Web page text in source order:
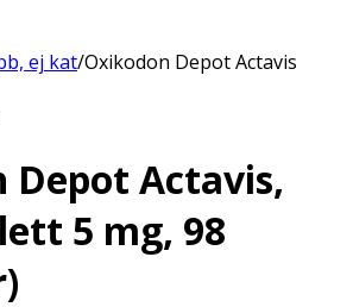
ej kat/Oxikodon Depot Actavis
Depot Actavis,
5 mg, 98